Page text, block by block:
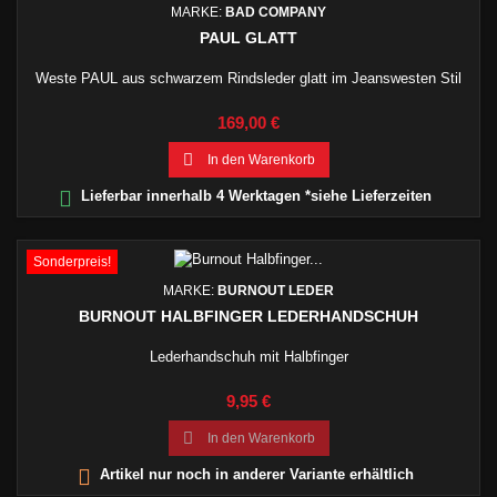
MARKE: BAD COMPANY
PAUL GLATT
Weste PAUL aus schwarzem Rindsleder glatt im Jeanswesten Stil
Preis
169,00 €
 In den Warenkorb
 Lieferbar innerhalb 4 Werktagen *siehe Lieferzeiten
Sonderpreis!
MARKE: BURNOUT LEDER
BURNOUT HALBFINGER LEDERHANDSCHUH
Lederhandschuh mit Halbfinger
Preis
9,95 €
 In den Warenkorb
 Artikel nur noch in anderer Variante erhältlich